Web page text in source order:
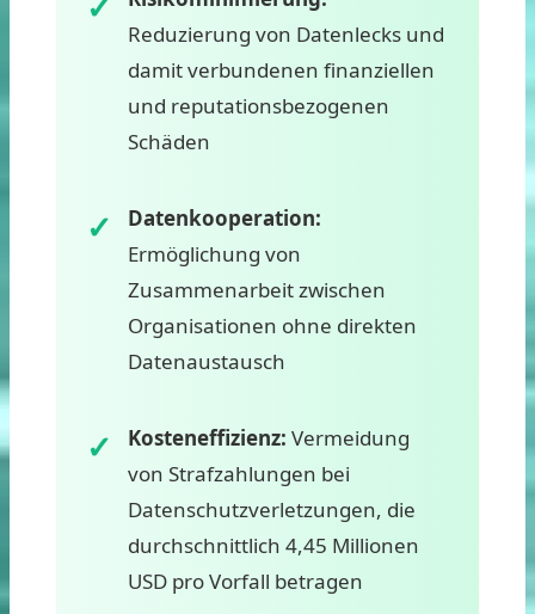
Reduzierung von Datenlecks und
damit verbundenen finanziellen
und reputationsbezogenen
Schäden
Datenkooperation:
Ermöglichung von
Zusammenarbeit zwischen
Organisationen ohne direkten
Datenaustausch
Kosteneffizienz: Vermeidung
von Strafzahlungen bei
Datenschutzverletzungen, die
durchschnittlich 4,45 Millionen
USD pro Vorfall betragen